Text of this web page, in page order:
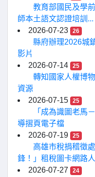
教育部國民及學
師本土語文認證培訓...
2026-07-23
26
縣府辦理2026城
影片
2026-07-14
25
轉知國家人權博
資源
2026-07-15
25
「成為識圖老馬
導摺頁電子檔
2026-07-19
25
高雄市稅捐稽徵
鋒！」租稅圖卡網路
2026-07-27
24